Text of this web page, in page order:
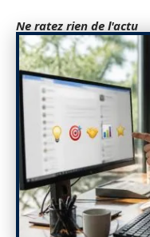
Ne ratez rien de l'actu